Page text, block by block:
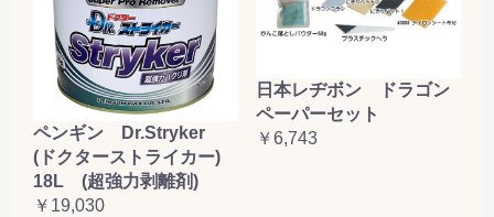
ペンギン Dr.Stryker
(ドクターストライカー)
18L (超強力剥離剤)
￥19,030
日本レヂボン ドラゴン
ペーパーセット
￥6,743